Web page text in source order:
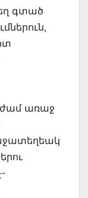
գտած
առաջ